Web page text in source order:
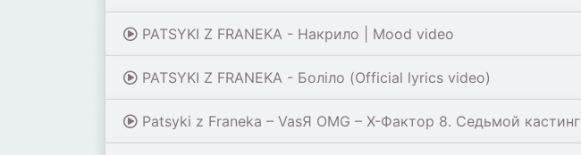
PATSYKI Z FRANEKA - Накрило | Mood video
PATSYKI Z FRANEKA - Боліло (Official lyrics video)
Patsyki z Franeka – VasЯ OMG – Х-Фактор 8. Седьмой кастинг